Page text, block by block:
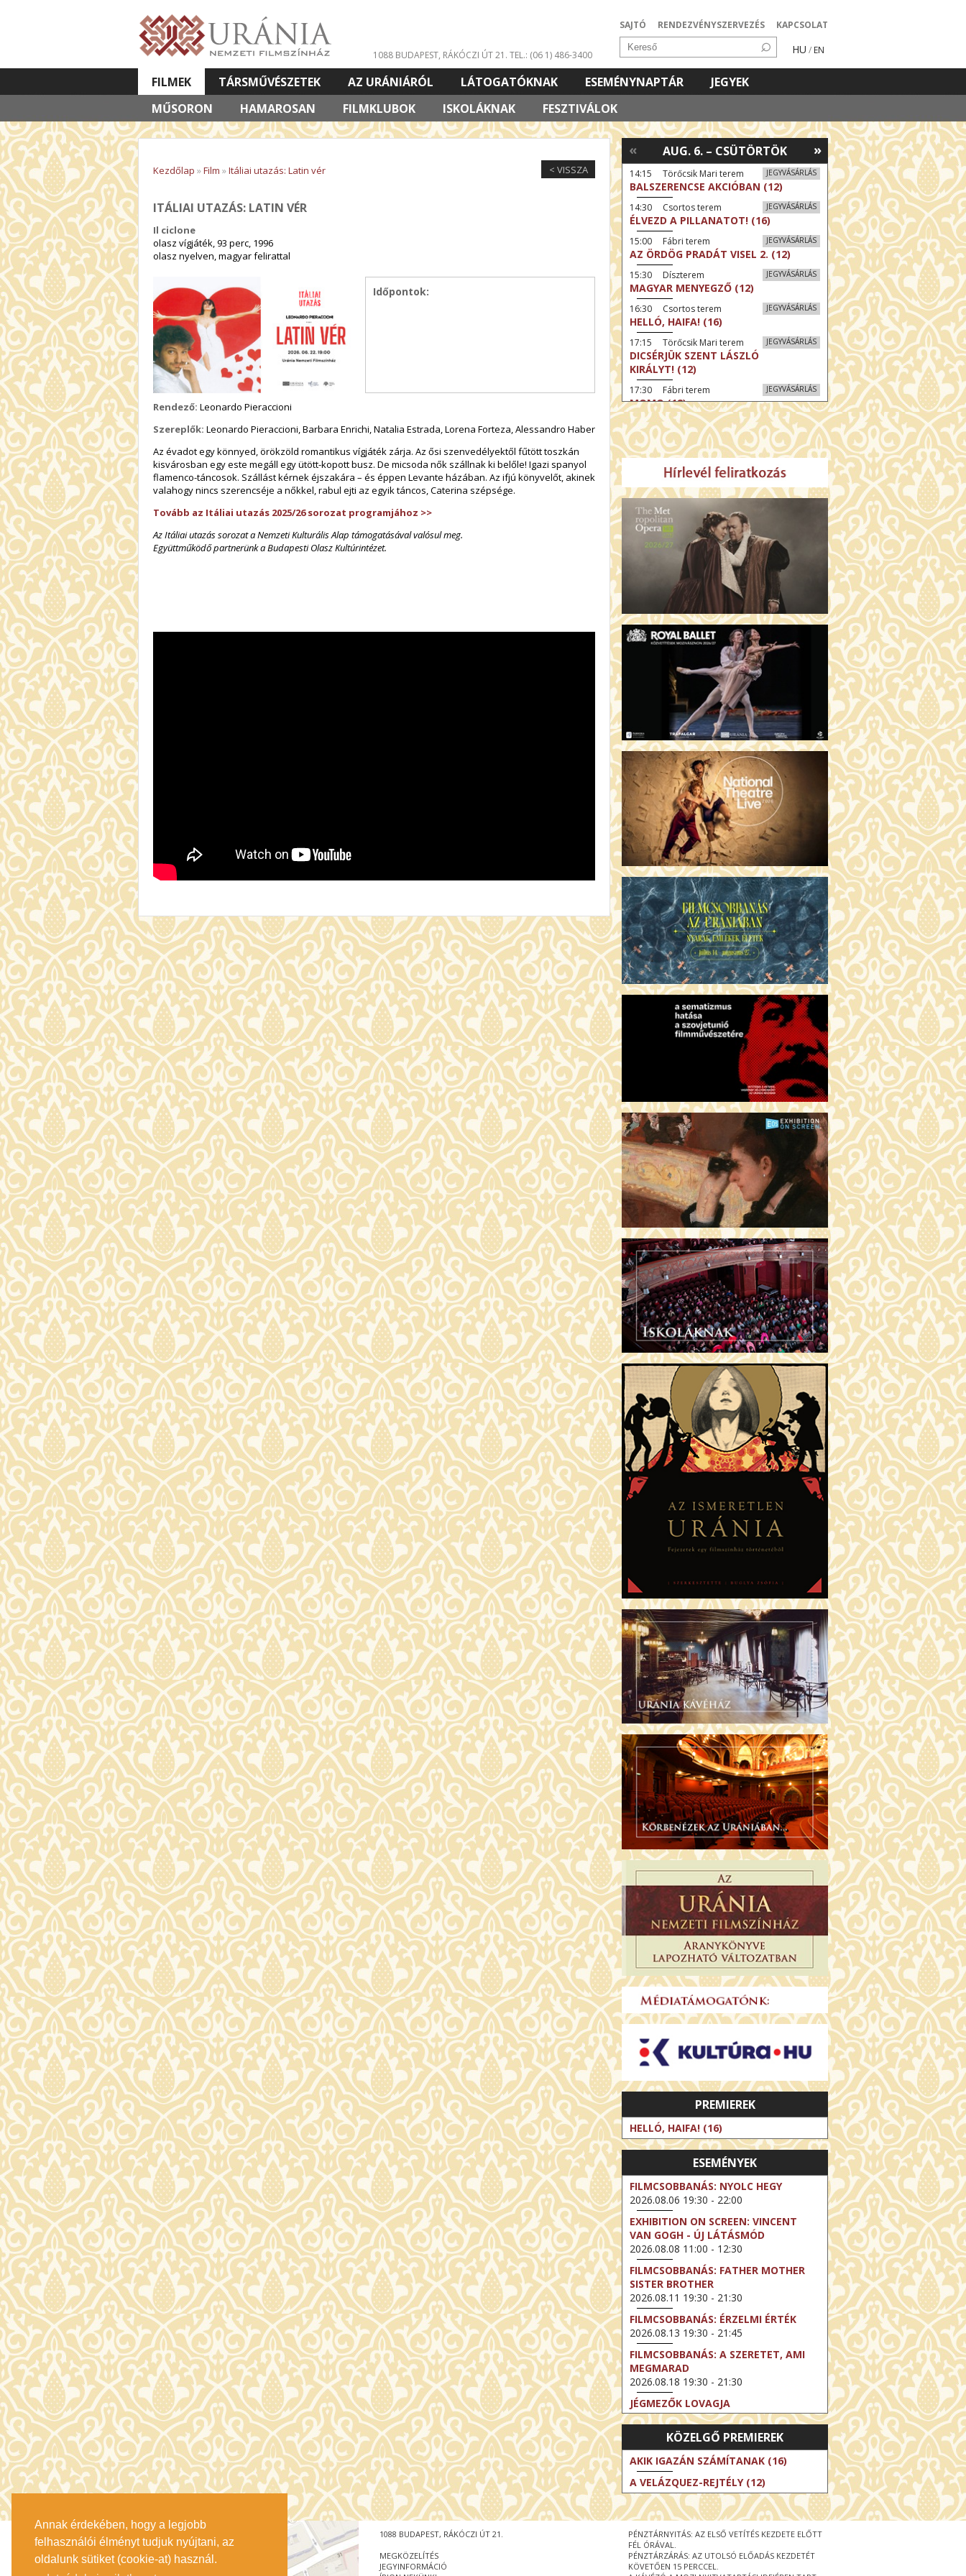
Annak érdekében, hogy a legjobb
felhasználói élményt tudjuk nyújtani, az
oldalunk sütiket (cookie-at) használ.
SAJTÓ RENDEZVÉNYSZERVEZÉS KAPCSOLAT
HU / EN
1088 BUDAPEST, RÁKÓCZI ÚT 21. TEL.: (06 1) 486-3400
FILMEK
MŰSORON
HAMAROSAN FILMKLUBOK ISKOLÁKNAK FESZTIVÁLOK
TÁRSMŰVÉSZETEK AZ URÁNIÁRÓL LÁTOGATÓKNAK ESEMÉNYNAPTÁR
JEGYEK
VETÍTETT KÉPES ELŐADÁSOK
< VISSZA
Kezdőlap »Film »Itáliai utazás: Latin vér
ITÁLIAI UTAZÁS: LATIN VÉR
Il ciclone
olasz vígjáték, 93 perc, 1996
olasz nyelven, magyar felirattal
Időpontok:
Rendező: Leonardo Pieraccioni
Szereplők: Leonardo Pieraccioni, Barbara Enrichi, Natalia Estrada, Lorena Forteza, Alessandro Haber
Az évadot egy könnyed, örökzöld romantikus vígjáték zárja. Az ősi szenvedélyektől fűtött toszkán
kisvárosban egy este megáll egy ütött-kopott busz. De micsoda nők szállnak ki belőle! Igazi spanyol
flamenco-táncosok. Szállást kérnek éjszakára – és éppen Levante házában. Az ifjú könyvelőt, akinek
valahogy nincs szerencséje a nőkkel, rabul ejti az egyik táncos, Caterina szépsége.
Tovább az Itáliai utazás 2025/26 sorozat programjához >>
Az Itáliai utazás sorozat a Nemzeti Kulturális Alap támogatásával valósul meg.
Együttműködő partnerünk a Budapesti Olasz Kultúrintézet.
»
AUG. 6. – CSÜTÖRTÖK
«
JEGYVÁSÁRLÁS
14:15 Törőcsik Mari terem
BALSZERENCSE AKCIÓBAN (12)
JEGYVÁSÁRLÁS
14:30 Csortos terem
ÉLVEZD A PILLANATOT! (16)
JEGYVÁSÁRLÁS
15:00 Fábri terem
AZ ÖRDÖG PRADÁT VISEL 2. (12)
JEGYVÁSÁRLÁS
15:30 Díszterem
MAGYAR MENYEGZŐ (12)
JEGYVÁSÁRLÁS
16:30 Csortos terem
HELLÓ, HAIFA! (16)
JEGYVÁSÁRLÁS
17:15 Törőcsik Mari terem
DICSÉRJÜK SZENT LÁSZLÓ
KIRÁLYT! (12)
JEGYVÁSÁRLÁS
17:30 Fábri terem
MOMO (12)
JEGYVÁSÁRLÁS
17:30 Díszterem
SACRÉ COEUR - A SZENT SZÍV
CSODÁLATOS HATALMA (12)
JEGYVÁSÁRLÁS
18:30 Csortos terem
ODÜSSZEIA (16)
19:30 Díszterem
FILMCSOBBANÁS: NYOLC HEGY (16)
JEGYVÁSÁRLÁS
19:30 Fábri terem
A ZONGORAHANGOLÓ (16)
JEGYVÁSÁRLÁS
19:45 Törőcsik Mari terem
MIKET NEM BESZÉLEK (16)
PREMIEREK
HELLÓ, HAIFA! (16)
ESEMÉNYEK
FILMCSOBBANÁS: NYOLC HEGY
2026.08.06 19:30 - 22:00
EXHIBITION ON SCREEN: VINCENT
VAN GOGH - ÚJ LÁTÁSMÓD
2026.08.08 11:00 - 12:30
FILMCSOBBANÁS: FATHER MOTHER
SISTER BROTHER
2026.08.11 19:30 - 21:30
FILMCSOBBANÁS: ÉRZELMI ÉRTÉK
2026.08.13 19:30 - 21:45
FILMCSOBBANÁS: A SZERETET, AMI
MEGMARAD
2026.08.18 19:30 - 21:30
JÉGMEZŐK LOVAGJA
2026.08.23 16:00 - 18:30
FILMCSOBBANÁS: TÖKÉLETES NAPOK
2026.08.25 19:30 - 21:45
FILMCSOBBANÁS: IFJÚSÁG
2026.08.27 19:30 - 21:30
EXHIBITION ON SCREEN: VINCENT
VAN GOGH - ÚJ LÁTÁSMÓD
2026.08.30 11:00 - 12:30
NT LIVE / DAVID IRELAND: THE FIFTH
STEP
KÖZELGŐ PREMIEREK
AKIK IGAZÁN SZÁMÍTANAK (16)
A VELÁZQUEZ-REJTÉLY (12)
PÉNZTÁRNYITÁS: AZ ELSŐ VETÍTÉS KEZDETE ELŐTT
FÉL ÓRÁVAL.
PÉNZTÁRZÁRÁS: AZ UTOLSÓ ELŐADÁS KEZDETÉT
KÖVETŐEN 15 PERCCEL.
1088 BUDAPEST, RÁKÓCZI ÚT 21.
MEGKÖZELÍTÉS
JEGYINFORMÁCIÓ